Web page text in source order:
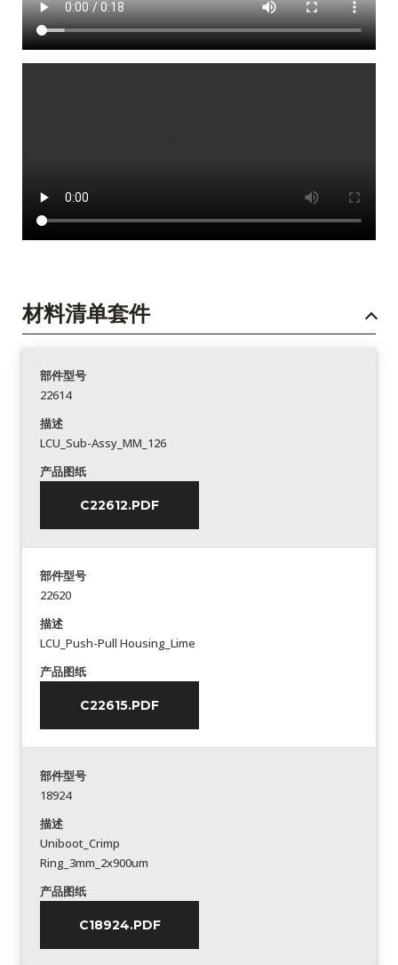
材料清单套件
部件型号
22614
描述
LCU_Sub-Assy_MM_126
产品图纸
C22612.PDF
部件型号
22620
描述
LCU_Push-Pull Housing_Lime
产品图纸
C22615.PDF
部件型号
18924
描述
Uniboot_Crimp
Ring_3mm_2x900um
产品图纸
C18924.PDF